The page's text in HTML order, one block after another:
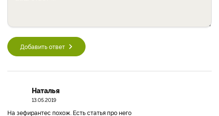
Добавить ответ
Наталья
13.05.2019
На зефирантес похож. Есть статья про него